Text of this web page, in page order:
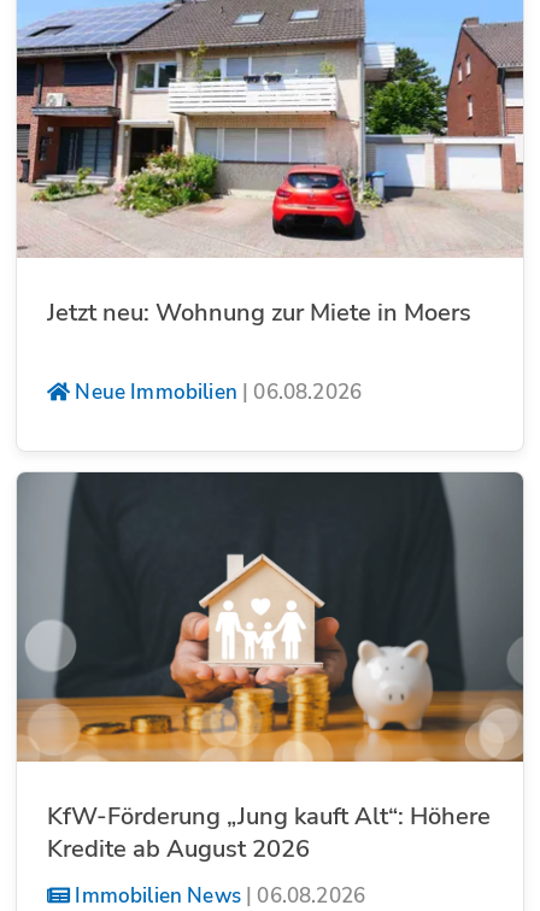
Jetzt neu: Wohnung zur Miete in Moers
Neue Immobilien | 06.08.2026
KfW-Förderung „Jung kauft Alt“: Höhere
Kredite ab August 2026
Immobilien News| 06.08.2026